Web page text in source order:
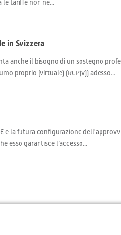
tariffe non ne...
in Svizzera
anche il bisogno di un sostegno
proprio (virtuale) (RCP(v)) adesso...
e la futura configurazione
esso garantisce l’accesso...